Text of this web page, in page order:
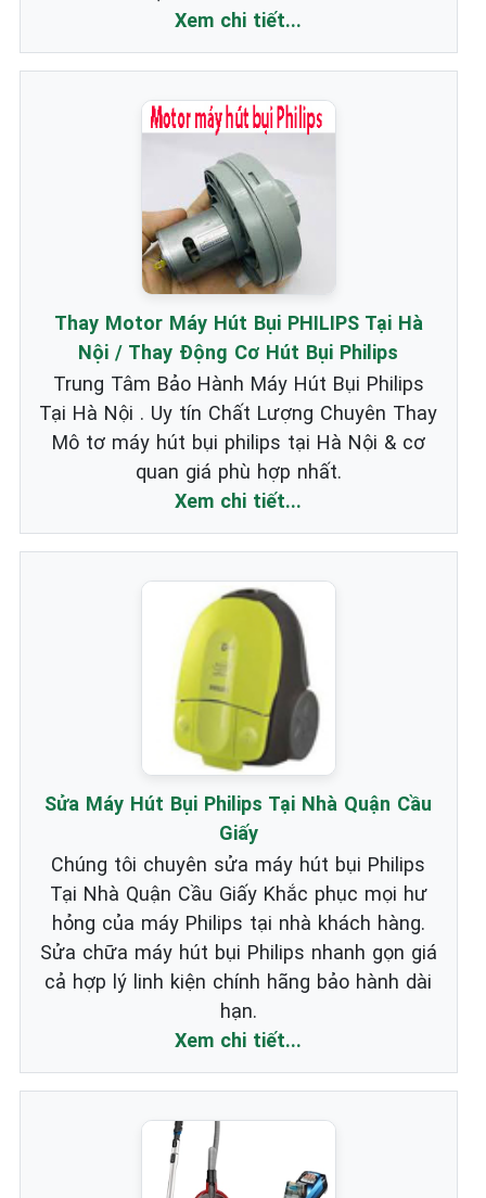
Xem chi tiết...
Thay Motor Máy Hút Bụi PHILIPS Tại Hà
Nội / Thay Động Cơ Hút Bụi Philips
Trung Tâm Bảo Hành Máy Hút Bụi Philips
Tại Hà Nội . Uy tín Chất Lượng Chuyên Thay
Mô tơ máy hút bụi philips tại Hà Nội & cơ
quan giá phù hợp nhất.
Xem chi tiết...
Sửa Máy Hút Bụi Philips Tại Nhà Quận Cầu
Giấy
Chúng tôi chuyên sửa máy hút bụi Philips
Tại Nhà Quận Cầu Giấy Khắc phục mọi hư
hỏng của máy Philips tại nhà khách hàng.
Sửa chữa máy hút bụi Philips nhanh gọn giá
cả hợp lý linh kiện chính hãng bảo hành dài
hạn.
Xem chi tiết...